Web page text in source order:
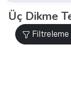
Üç Dikme